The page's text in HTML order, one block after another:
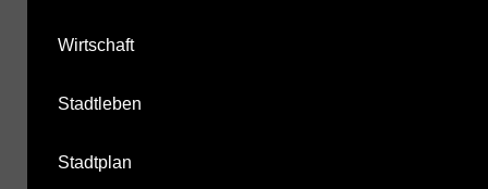
Wirtschaft
Stadtleben
Stadtplan